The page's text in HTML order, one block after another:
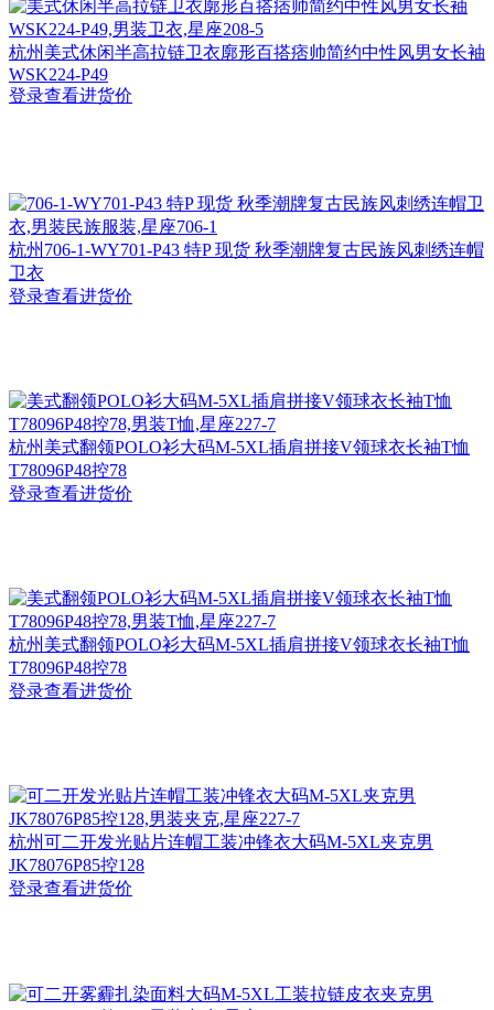
杭州 美式休闲半高拉链卫衣廓形百搭痞帅简约中性风男女长袖
WSK224-P49
登录查看进货价
杭州 706-1-WY701-P43 特P 现货 秋季潮牌复古民族风刺绣连帽
卫衣
登录查看进货价
杭州 美式翻领POLO衫大码M-5XL插肩拼接V领球衣长袖T恤
T78096P48控78
登录查看进货价
杭州 美式翻领POLO衫大码M-5XL插肩拼接V领球衣长袖T恤
T78096P48控78
登录查看进货价
杭州 可二开发光贴片连帽工装冲锋衣大码M-5XL夹克男
JK78076P85控128
登录查看进货价